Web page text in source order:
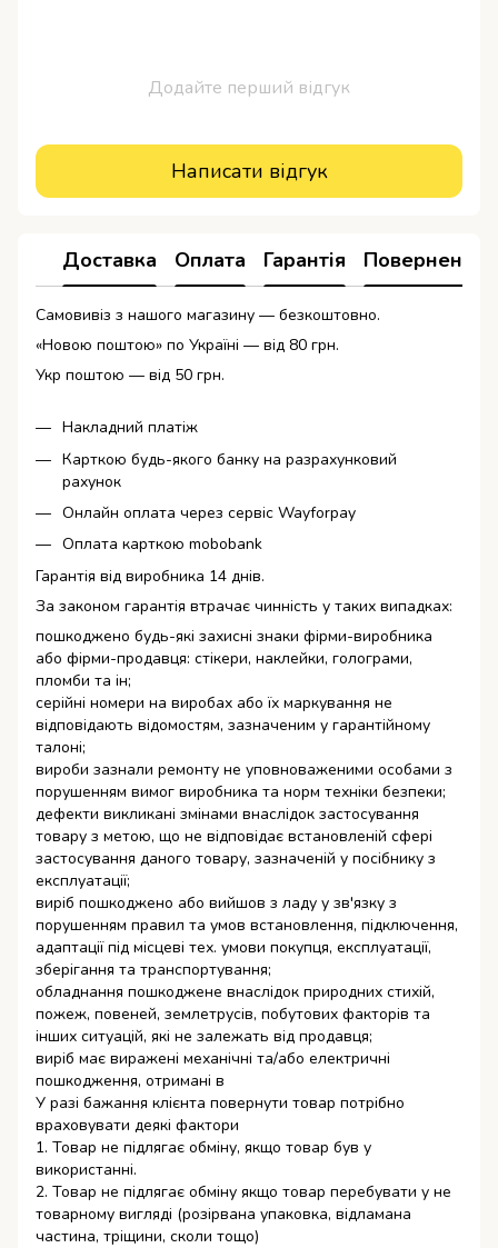
Додайте перший відгук
Написати відгук
Доставка Оплата Гарантія Повернення
Самовивіз з нашого магазину — безкоштовно.
«Новою поштою» по Україні — від 80 грн.
Укр поштою — від 50 грн.
Накладний платіж
Карткою будь-якого банку на разрахунковий
рахунок
Онлайн оплата через сервіс Wayforpay
Оплата карткою mobobank
Гарантія від виробника 14 днів.
За законом гарантія втрачає чинність у таких випадках:
пошкоджено будь-які захисні знаки фірми-виробника
або фірми-продавця: стікери, наклейки, голограми,
пломби та ін;
серійні номери на виробах або їх маркування не
відповідають відомостям, зазначеним у гарантійному
талоні;
вироби зазнали ремонту не уповноваженими особами з
порушенням вимог виробника та норм техніки безпеки;
дефекти викликані змінами внаслідок застосування
товару з метою, що не відповідає встановленій сфері
застосування даного товару, зазначеній у посібнику з
експлуатації;
виріб пошкоджено або вийшов з ладу у зв'язку з
порушенням правил та умов встановлення, підключення,
адаптації під місцеві тех. умови покупця, експлуатації,
зберігання та транспортування;
обладнання пошкоджене внаслідок природних стихій,
пожеж, повеней, землетрусів, побутових факторів та
інших ситуацій, які не залежать від продавця;
виріб має виражені механічні та/або електричні
пошкодження, отримані в
У разі бажання клієнта повернути товар потрібно
враховувати деякі фактори
1. Товар не підлягає обміну, якщо товар був у
використанні.
2. Товар не підлягає обміну якщо товар перебувати у не
товарному вигляді (розірвана упаковка, відламана
частина, тріщини, сколи тощо)